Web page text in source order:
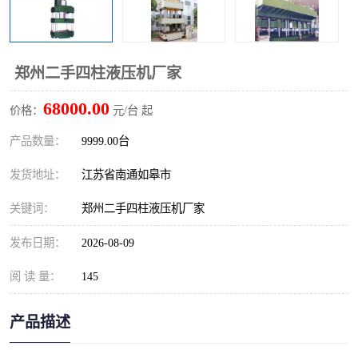
郑州二手四柱液压机厂家
价格： 68000.00 元/台 起
产品数量： 9999.00台
发货地址： 江苏省南通如皋市
关键词： 郑州二手四柱液压机厂家
发布日期： 2026-08-09
阅 读 量： 145
产品描述